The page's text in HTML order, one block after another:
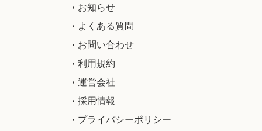
お知らせ
よくある質問
お問い合わせ
利用規約
運営会社
採用情報
プライバシーポリシー